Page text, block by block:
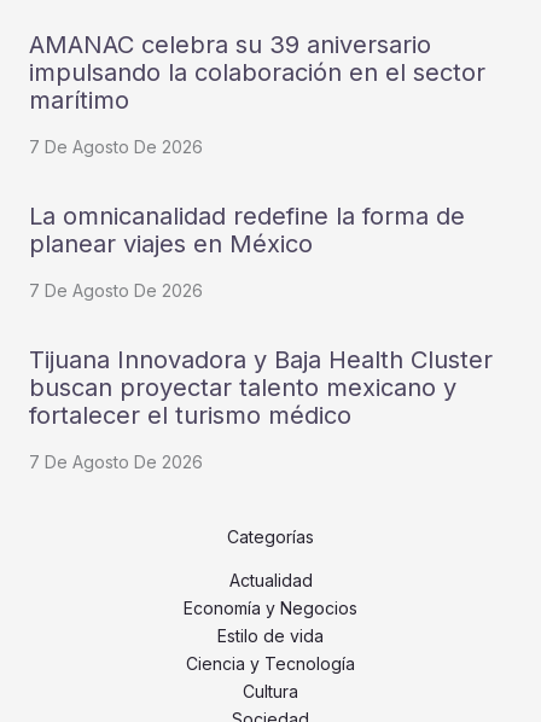
AMANAC celebra su 39 aniversario
impulsando la colaboración en el sector
marítimo
7 De Agosto De 2026
La omnicanalidad redefine la forma de
planear viajes en México
7 De Agosto De 2026
Tijuana Innovadora y Baja Health Cluster
buscan proyectar talento mexicano y
fortalecer el turismo médico
7 De Agosto De 2026
Categorías
Actualidad
Economía y Negocios
Estilo de vida
Ciencia y Tecnología
Cultura